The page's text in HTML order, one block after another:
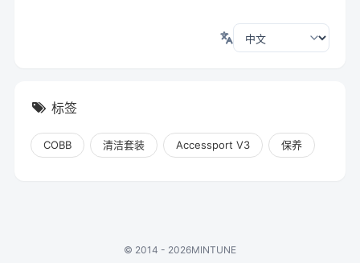
标签
COBB 清洁套装 Accessport V3 保养
© 2014 - 2026MINTUNE